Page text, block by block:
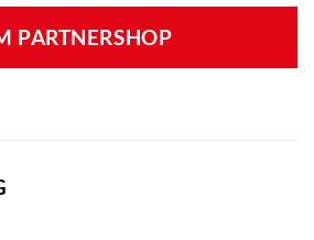
€
ist:
109,99 €.
PARTNERSHOP